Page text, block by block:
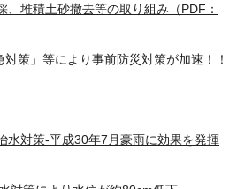
、堆積土砂撤去等の取り組み（PDF：
策」等により事前防災対策が加速！！
水対策-平成30年7月豪雨に効果を発揮